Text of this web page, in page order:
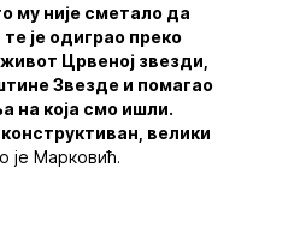
му није сметало да
је одиграо преко
Црвеној звезди,
Звезде и помагао
на која смо ишли.
велики
је Марковић.